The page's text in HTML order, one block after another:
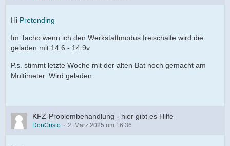
Hi Pretending
Im Tacho wenn ich den Werkstattmodus freischalte wird die
geladen mit 14.6 - 14.9v
P.s. stimmt letzte Woche mit der alten Bat noch gemacht am
Multimeter. Wird geladen.
KFZ-Problembehandlung - hier gibt es Hilfe
DonCristo 2. März 2025 um 16:36